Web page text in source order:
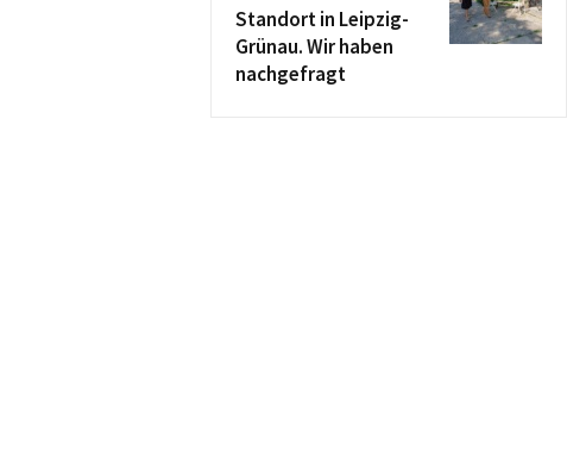
Standort in Leipzig-
Grünau. Wir haben
nachgefragt